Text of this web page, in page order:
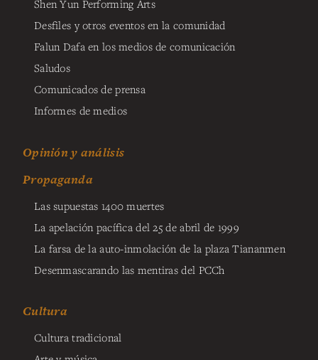
Shen Yun Performing Arts
Desfiles y otros eventos en la comunidad
Falun Dafa en los medios de comunicación
Saludos
Comunicados de prensa
Informes de medios
Opinión y análisis
Propaganda
Las supuestas 1400 muertes
La apelación pacífica del 25 de abril de 1999
La farsa de la auto-inmolación de la plaza Tiananmen
Desenmascarando las mentiras del PCCh
Cultura
Cultura tradicional